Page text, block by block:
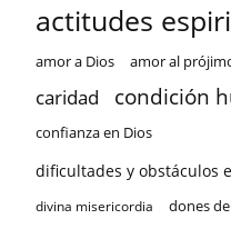
actitudes
amor a Dios amor al
caridad condición
confianza en Dios
dificultades y obstáculos
divina misericordia dones